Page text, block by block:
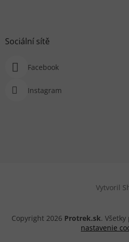
Sociální sítě
Facebook
Instagram
Vytvoril
Copyright 2026 Protrek.sk.
nastavenie